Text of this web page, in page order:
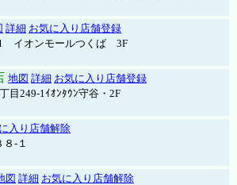
詳細 お気に入り店舗登録
1 イオンモールつくば 3F
地図 詳細 お気に入り店舗登録
目249-1ｲｵﾝﾀｳﾝ守谷・2F
入り店舗解除
-１
図 詳細 お気に入り店舗解除